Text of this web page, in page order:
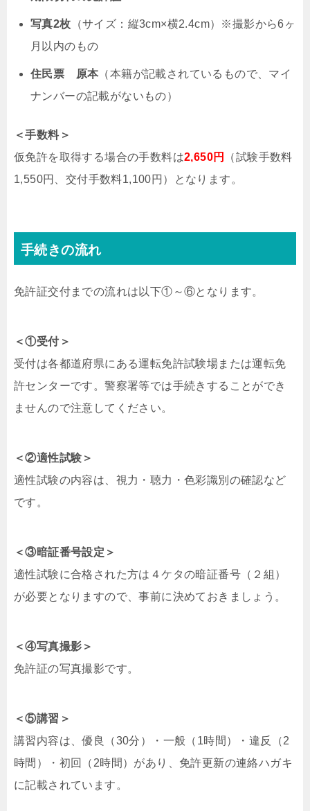
写真2枚 （サイズ：縦3cm×横2.4cm）※撮影から6ヶ
月以内のもの
住民票 原本（本籍が記載されているもので、マイ
ナンバーの記載がないもの）
＜手数料＞
仮免許を取得する場合の手数料は2,650円
（試験手数料
1,550円、交付手数料1,100円）となります。
手続きの流れ
免許証交付までの流れは以下①～⑥となります。
＜①受付＞
受付は各都道府県にある運転免許試験場または運転免
許センターです。警察署等では手続きすることができ
ませんので注意してください。
＜②適性試験＞
適性試験の内容は、視力・聴力・色彩識別の確認など
です。
＜③暗証番号設定＞
適性試験に合格された方は４ケタの暗証番号（２組）
が必要となりますので、事前に決めておきましょう。
＜④写真撮影＞
免許証の写真撮影です。
＜⑤講習＞
講習内容は、優良（30分）・一般（1時間）・違反（2
時間）・初回（2時間）があり、免許更新の連絡ハガキ
に記載されています。